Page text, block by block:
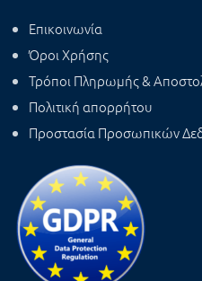
Επικοινωνία
Όροι Χρήσης
Τρόποι Πληρωμής &
Πολιτική απορρήτου
Προστασία Προσωπικών